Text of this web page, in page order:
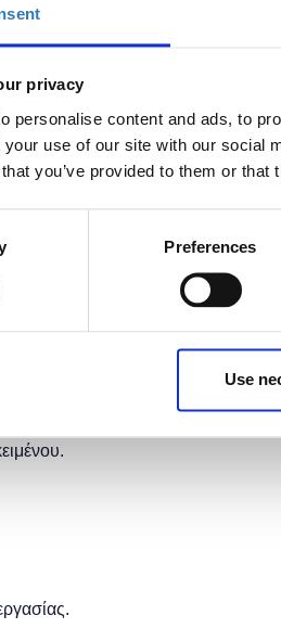
privacy
personalise content and ads, to
your use of our site with our social
you’ve provided to them or
Preferences
Use
(Word, Excel, PowerPoint)
για τον τρόπο με τον
και πολλά άλλα ακόμη ξεκινώντας
να δηλώσετε συμμετοχή. Στη
και παρουσίασης
με ενσωμάτωση
ταινιών μέσω του PowerPoint.
εγγράφων.